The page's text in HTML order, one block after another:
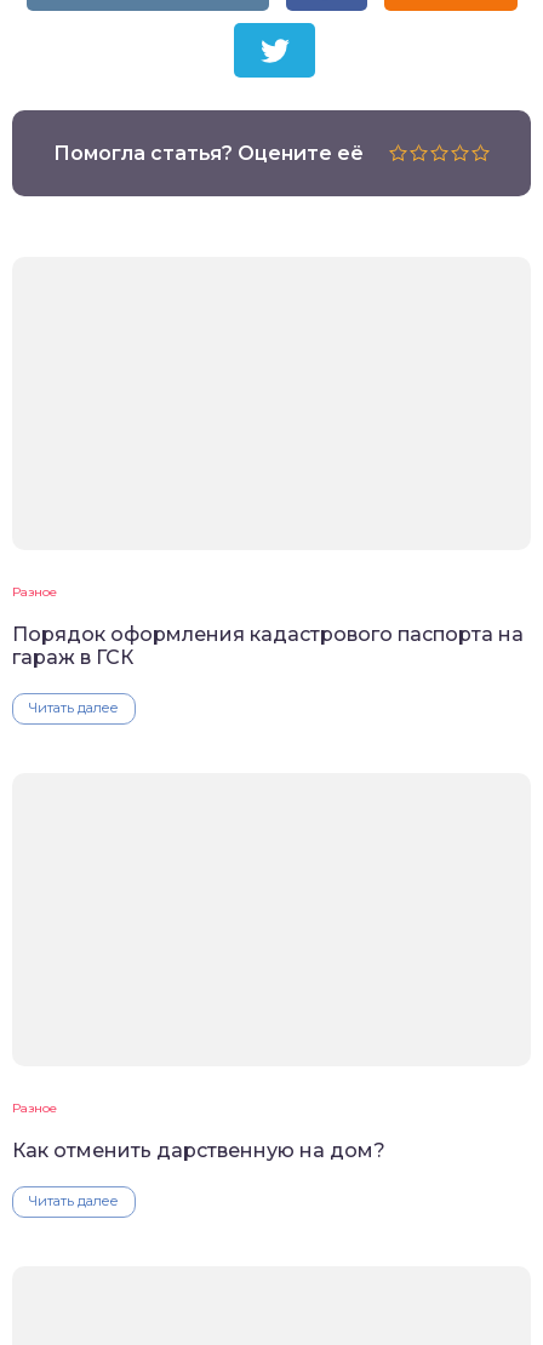
Помогла статья? Оцените её
Разное
Порядок оформления кадастрового паспорта на
гараж в ГСК
Читать далее
Разное
Как отменить дарственную на дом?
Читать далее